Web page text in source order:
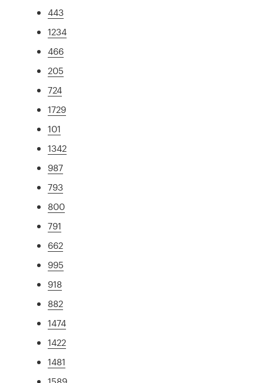
443
1234
466
205
724
1729
101
1342
987
793
800
791
662
995
918
882
1474
1422
1481